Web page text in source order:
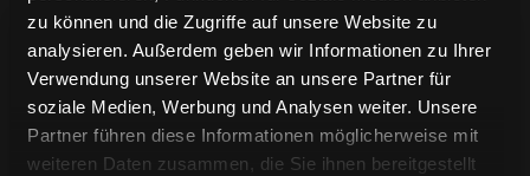
zu können und die Zugriffe auf unsere Website zu
analysieren. Außerdem geben wir Informationen zu Ihrer
Verwendung unserer Website an unsere Partner für
soziale Medien, Werbung und Analysen weiter. Unsere
Partner führen diese Informationen möglicherweise mit
weiteren Daten zusammen, die Sie ihnen bereitgestellt